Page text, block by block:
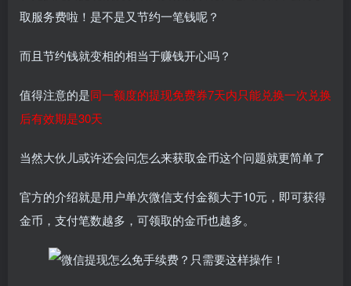
取服务费啦！是不是又节约一笔钱呢？
而且节约钱就变相的相当于赚钱开心吗？
值得注意的是同一额度的提现免费券7天内只能兑换一次兑换
后有效期是30天
当然大伙儿或许还会问怎么来获取金币这个问题就更简单了
官方的介绍就是用户单次微信支付金额大于10元，即可获得
金币，支付笔数越多，可领取的金币也越多。